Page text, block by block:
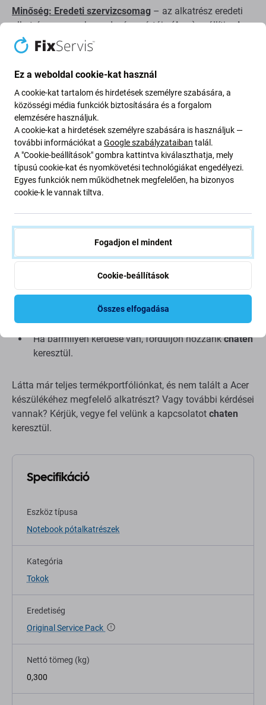
Minőség: Eredeti szervizcsomag – az alkatrész eredeti
alkatrész, azaz a berendezés gyártója (Acer) szállítja. Az
alkatrész a lehető legmagasabb minőségű a piacon, és
100%-ban megegyezik a gyárilag a készülékben lévővel.
Ha többet szeretne megtudni a minőségről, olvassa el
összpontosítunk.
Összeszerelés és tippek:
kínálatunkban megtalálható speciális szerszámok
szükségesek az össze- és szétszereléshez
összeszerelés közben ügyeljen a csatlakozók
törékeny részeire
összeszerelés előtt tesztelje az alkatrész
működőképességét
próbálja meg száraz, pormentes környezetben,
közvetlen napfény nélkül elvégezni a javításokat
az alkatrész összeszerelését szakképzett
személynek kell elvégeznie
nem vállalunk felelősséget a telepítés során
keletkezett károkért
Ha bármilyen kérdése van, forduljon hozzánkchaten
keresztül.
Látta már teljes termékportfóliónkat, és nem talált a Acer
készülékéhez megfelelő alkatrészt? Vagy további kérdései
vannak? Kérjük, vegye fel velünk a kapcsolatot chaten
keresztül.
Specifikáció
Eszköz típusa
Notebook pótalkatrészek
Kategória
Tokok
Eredetiség
Original Service Pack
Nettó tömeg (kg)
0,300
Ez a weboldal cookie-kat használ
A cookie-kat tartalom és hirdetések személyre szabására, a
közösségi média funkciók biztosítására és a forgalom
elemzésére használjuk.
A cookie-kat a hirdetések személyre szabására is használjuk —
további információkat a Google szabályzataiban talál.
A "Cookie-beállítások" gombra kattintva kiválaszthatja, mely
típusú cookie-kat és nyomkövetési technológiákat engedélyezi.
Egyes funkciók nem működhetnek megfelelően, ha bizonyos
cookie-k le vannak tiltva.
Fogadjon el mindent
Cookie-beállítások
Összes elfogadása